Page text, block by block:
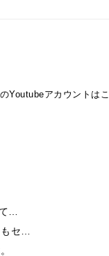
Youtubeアカウントはこ
…
セ…